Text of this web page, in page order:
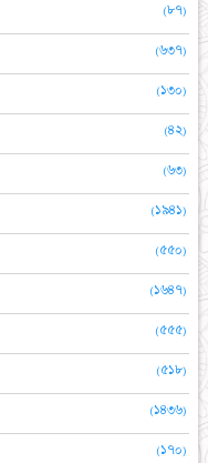
(৮৭)
(৬৩৭)
(১৩০)
(৪২)
(৬৩)
(১৯৪১)
(৫৫০)
(১৬৪৭)
(৫৫৫)
(৫১৮)
(১৪৩৬)
(১৭০)